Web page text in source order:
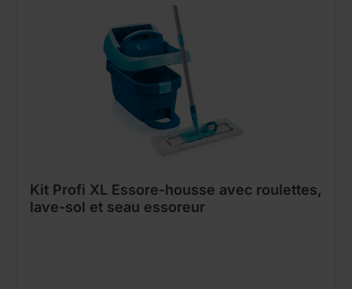
Kit Profi XL Essore-housse avec roulettes,
lave-sol et seau essoreur